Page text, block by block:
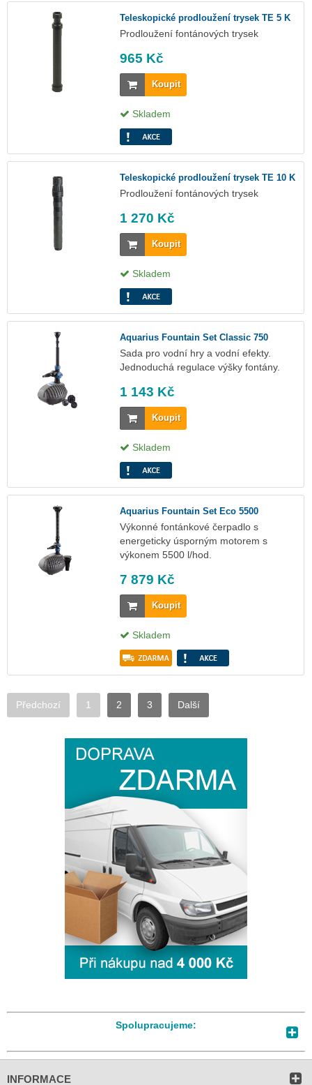
Teleskopické prodloužení trysek TE 5 K
Prodloužení fontánových trysek
965 Kč
Koupit
Skladem
Teleskopické prodloužení trysek TE 10 K
Prodloužení fontánových trysek
1 270 Kč
Koupit
Skladem
Aquarius Fountain Set Classic 750
Sada pro vodní hry a vodní efekty.
Jednoduchá regulace výšky fontány.
1 143 Kč
Koupit
Skladem
Aquarius Fountain Set Eco 5500
Výkonné fontánkové čerpadlo s
energeticky úsporným motorem s
výkonem 5500 l/hod.
7 879 Kč
Koupit
Skladem
Předchozí 1 2 3 Další
Spolupracujeme:
INFORMACE